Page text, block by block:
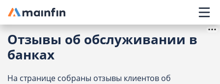
Главное меню
Отзывы об обслуживании в
банках
На странице собраны отзывы клиентов об